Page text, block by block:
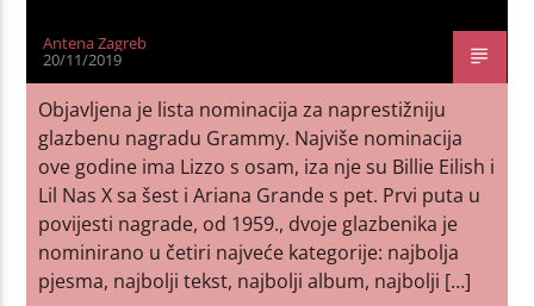
Antena Zagreb
20/11/2019
Objavljena je lista nominacija za naprestižniju
glazbenu nagradu Grammy. Najviše nominacija
ove godine ima Lizzo s osam, iza nje su Billie Eilish i
Lil Nas X sa šest i Ariana Grande s pet. Prvi puta u
povijesti nagrade, od 1959., dvoje glazbenika je
nominirano u četiri najveće kategorije: najbolja
pjesma, najbolji tekst, najbolji album, najbolji […]